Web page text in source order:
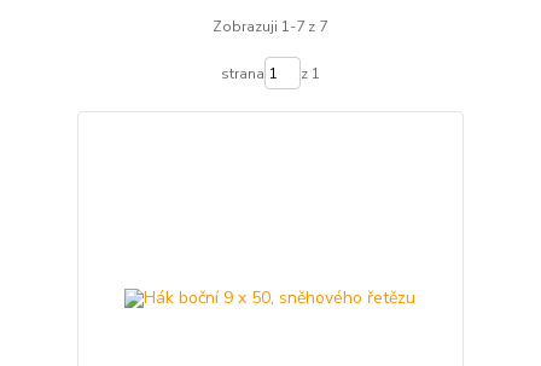
Zobrazuji 1-7 z 7
strana z 1